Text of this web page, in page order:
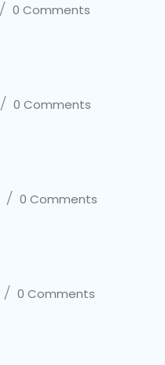
0 Comments
0 Comments
0 Comments
0 Comments